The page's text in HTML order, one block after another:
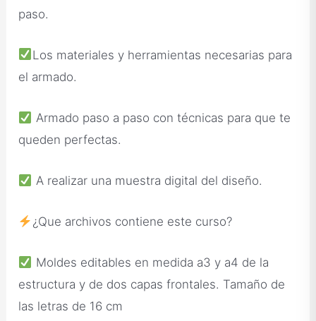
paso.
Los materiales y herramientas necesarias para
el armado.
Armado paso a paso con técnicas para que te
queden perfectas.
A realizar una muestra digital del diseño.
¿Que archivos contiene este curso?
Moldes editables en medida a3 y a4 de la
estructura y de dos capas frontales. Tamaño de
las letras de 16 cm